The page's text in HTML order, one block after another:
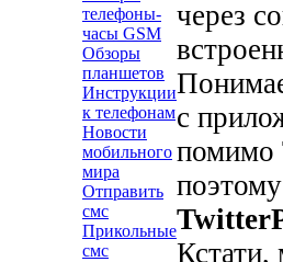
телефоны-
часы GSM
Обзоры
планшетов
Инструкции
к телефонам
Новости
мобильного
мира
Отправить
смс
Прикольные
смс
через
с
помимо
Кстати,